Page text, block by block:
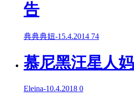
告
典典典妞-15.4.2014 74
慕尼黑汪星人
Eleina-10.4.2018 0